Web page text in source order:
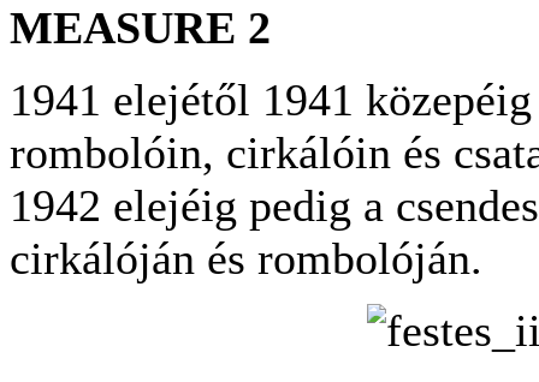
MEASURE 2
1941 elejétől 1941
rombolóin, cirkálóin és
1942 elejéig pedig a
cirkálóján és rombolóján.